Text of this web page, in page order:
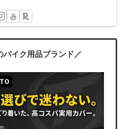
バイク用品ブランド／